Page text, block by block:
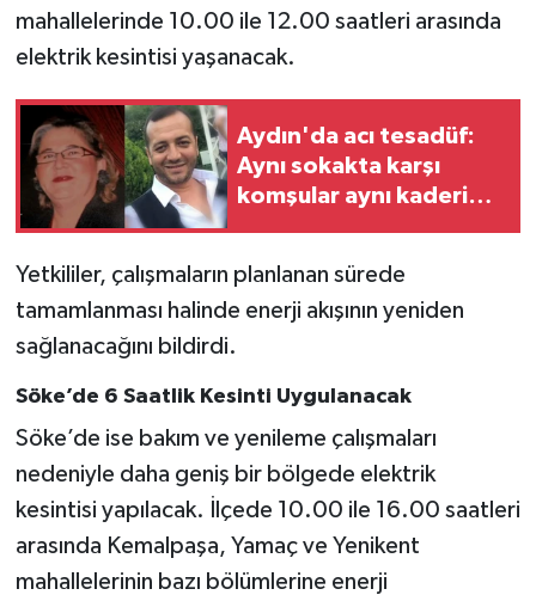
mahallelerinde 10.00 ile 12.00 saatleri arasında
elektrik kesintisi yaşanacak.
Aydın'da acı tesadüf:
Aynı sokakta karşı
komşular aynı kaderi
Yetkililer, çalışmaların planlanan sürede
tamamlanması halinde enerji akışının yeniden
sağlanacağını bildirdi.
Söke’de 6 Saatlik Kesinti Uygulanacak
Söke’de ise bakım ve yenileme çalışmaları
nedeniyle daha geniş bir bölgede elektrik
kesintisi yapılacak. İlçede 10.00 ile 16.00 saatleri
arasında Kemalpaşa, Yamaç ve Yenikent
mahallelerinin bazı bölümlerine enerji